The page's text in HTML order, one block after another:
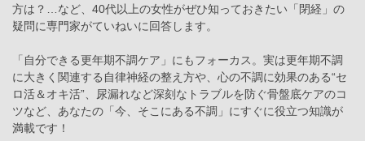
方は？…など、40代以上の女性がぜひ知っておきたい「閉経」の
疑問に専門家がていねいに回答します。
「自分できる更年期不調ケア」にもフォーカス。実は更年期不調
に大きく関連する自律神経の整え方や、心の不調に効果のある“セ
ロ活＆オキ活”、尿漏れなど深刻なトラブルを防ぐ骨盤底ケアのコ
ツなど、あなたの「今、そこにある不調」にすぐに役立つ知識が
満載です！